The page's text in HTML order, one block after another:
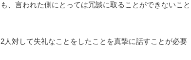
、言われた側にとっては冗談に取ることができないこと
人対して失礼なことをしたことを真摯に話すことが必要